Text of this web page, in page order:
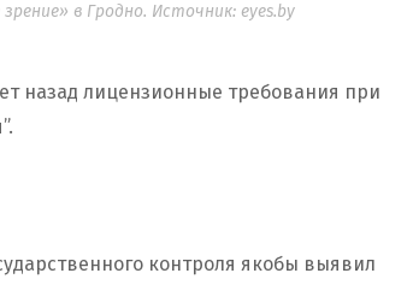
в Гродно. Источник: eyes.by
назад лицензионные требования при
контроля якобы выявил